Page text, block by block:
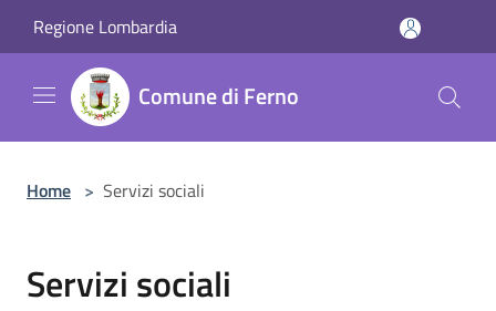
Regione Lombardia
Comune di Ferno
Home > Servizi sociali
Servizi sociali